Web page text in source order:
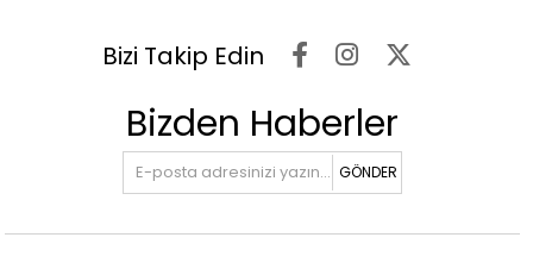
Bizi Takip Edin
Bizden Haberler
GÖNDER